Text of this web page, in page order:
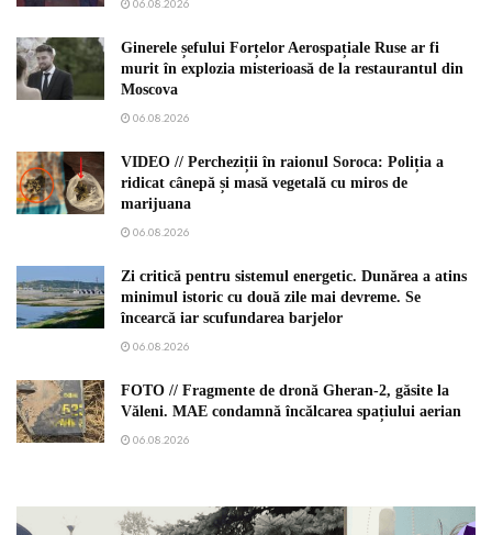
06.08.2026
Ginerele șefului Forțelor Aerospațiale Ruse ar fi
murit în explozia misterioasă de la restaurantul din
Moscova
06.08.2026
VIDEO // Percheziții în raionul Soroca: Poliția a
ridicat cânepă și masă vegetală cu miros de
marijuana
06.08.2026
Zi critică pentru sistemul energetic. Dunărea a atins
minimul istoric cu două zile mai devreme. Se
încearcă iar scufundarea barjelor
06.08.2026
FOTO // Fragmente de dronă Gheran-2, găsite la
Văleni. MAE condamnă încălcarea spațiului aerian
06.08.2026